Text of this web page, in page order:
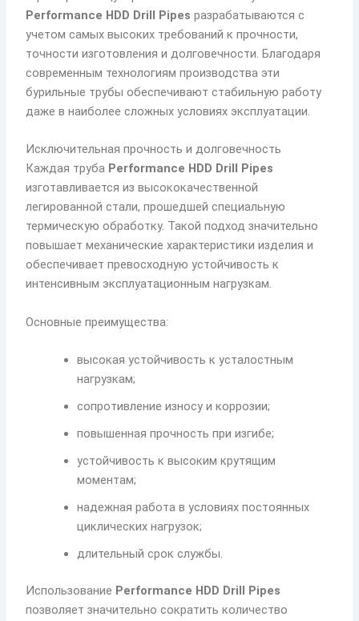
Performance HDD Drill Pipes разрабатываются с
учетом самых высоких требований к прочности,
точности изготовления и долговечности. Благодаря
современным технологиям производства эти
бурильные трубы обеспечивают стабильную работу
даже в наиболее сложных условиях эксплуатации.
Исключительная прочность и долговечность
Каждая труба Performance HDD Drill Pipes
изготавливается из высококачественной
легированной стали, прошедшей специальную
термическую обработку. Такой подход значительно
повышает механические характеристики изделия и
обеспечивает превосходную устойчивость к
интенсивным эксплуатационным нагрузкам.
Основные преимущества:
высокая устойчивость к усталостным
нагрузкам;
сопротивление износу и коррозии;
повышенная прочность при изгибе;
устойчивость к высоким крутящим
моментам;
надежная работа в условиях постоянных
циклических нагрузок;
длительный срок службы.
Использование Performance HDD Drill Pipes
позволяет значительно сократить количество